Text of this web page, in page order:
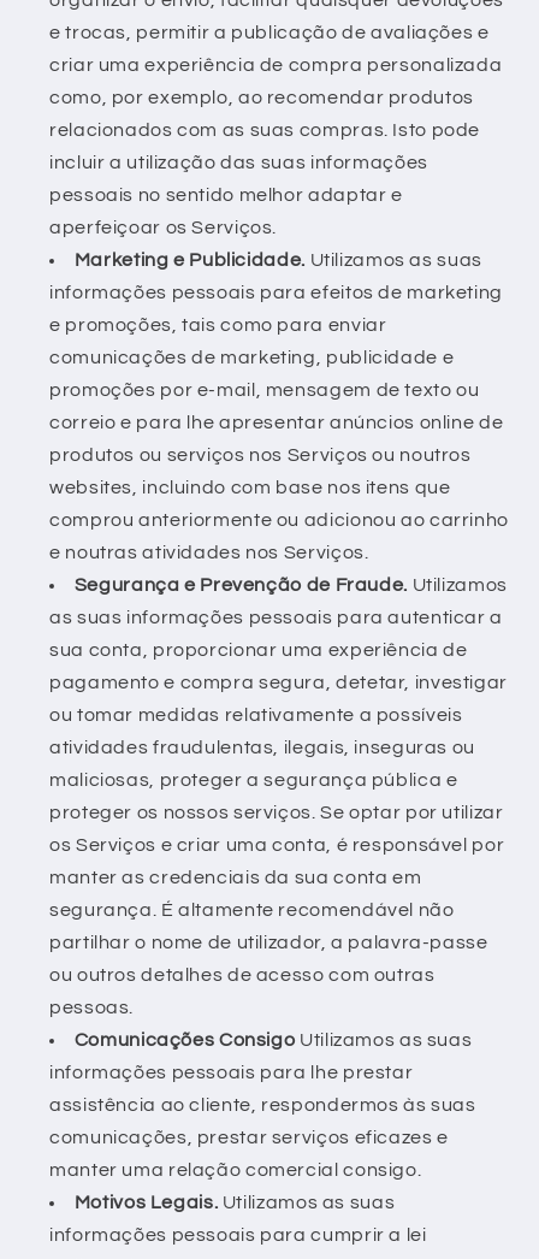
e trocas, permitir a publicação de avaliações e
criar uma experiência de compra personalizada
como, por exemplo, ao recomendar produtos
relacionados com as suas compras. Isto pode
incluir a utilização das suas informações
pessoais no sentido melhor adaptar e
aperfeiçoar os Serviços.
Marketing e Publicidade. Utilizamos as suas
informações pessoais para efeitos de marketing
e promoções, tais como para enviar
comunicações de marketing, publicidade e
promoções por e-mail, mensagem de texto ou
correio e para lhe apresentar anúncios online de
produtos ou serviços nos Serviços ou noutros
websites, incluindo com base nos itens que
comprou anteriormente ou adicionou ao carrinho
e noutras atividades nos Serviços.
Segurança e Prevenção de Fraude. Utilizamos
as suas informações pessoais para autenticar a
sua conta, proporcionar uma experiência de
pagamento e compra segura, detetar, investigar
ou tomar medidas relativamente a possíveis
atividades fraudulentas, ilegais, inseguras ou
maliciosas, proteger a segurança pública e
proteger os nossos serviços. Se optar por utilizar
os Serviços e criar uma conta, é responsável por
manter as credenciais da sua conta em
segurança. É altamente recomendável não
partilhar o nome de utilizador, a palavra-passe
ou outros detalhes de acesso com outras
pessoas.
Comunicações Consigo Utilizamos as suas
informações pessoais para lhe prestar
assistência ao cliente, respondermos às suas
comunicações, prestar serviços eficazes e
manter uma relação comercial consigo.
Motivos Legais. Utilizamos as suas
informações pessoais para cumprir a lei